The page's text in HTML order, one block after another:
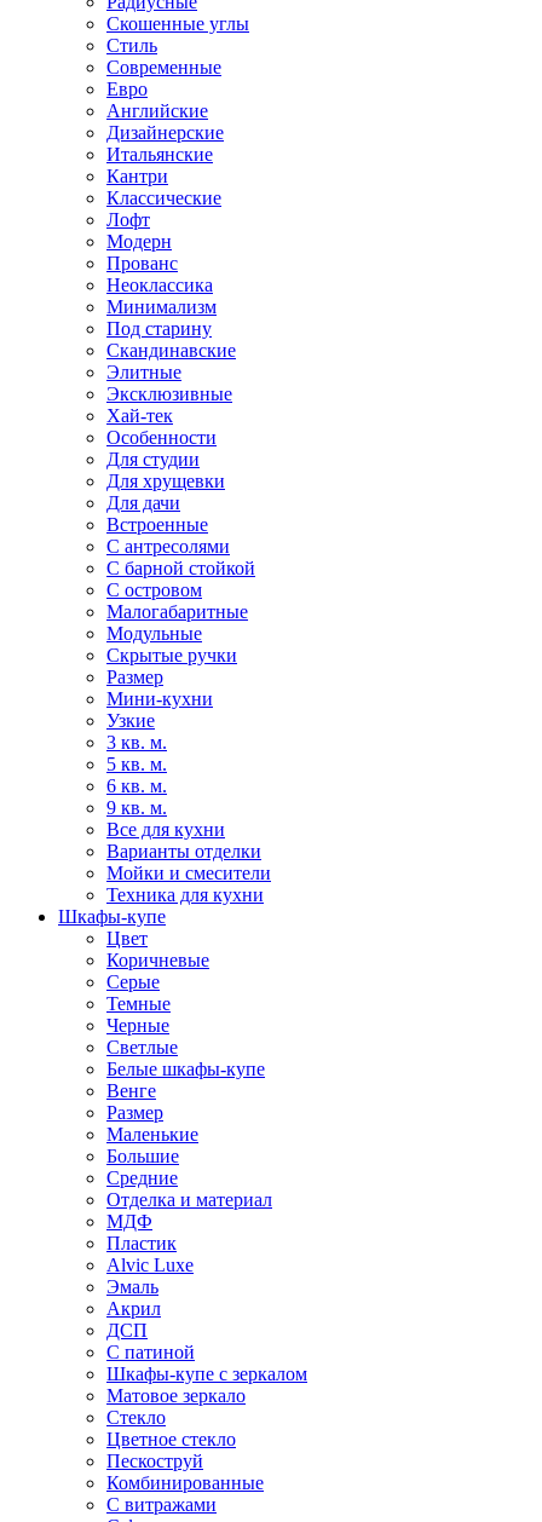
Скошенные углы
Стиль
Современные
Евро
Английские
Дизайнерские
Итальянские
Кантри
Классические
Лофт
Модерн
Прованс
Неоклассика
Минимализм
Под старину
Скандинавские
Элитные
Эксклюзивные
Хай-тек
Особенности
Для студии
Для хрущевки
Для дачи
Встроенные
С антресолями
С барной стойкой
С островом
Малогабаритные
Модульные
Скрытые ручки
Размер
Мини-кухни
Узкие
3 кв. м.
5 кв. м.
6 кв. м.
9 кв. м.
Все для кухни
Варианты отделки
Мойки и смесители
Техника для кухни
Шкафы-купе
Цвет
Коричневые
Серые
Темные
Черные
Светлые
Белые шкафы-купе
Венге
Размер
Маленькие
Большие
Средние
Отделка и материал
МДФ
Пластик
Alvic Luxe
Эмаль
Акрил
ДСП
С патиной
Шкафы-купе с зеркалом
Матовое зеркало
Стекло
Цветное стекло
Пескоструй
Комбинированные
С витражами